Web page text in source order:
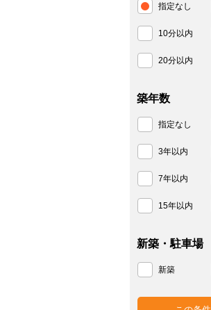
指定なし
10分以内
20分以内
築年数
指定なし
3年以内
7年以内
15年以内
新築・駐車場
新築